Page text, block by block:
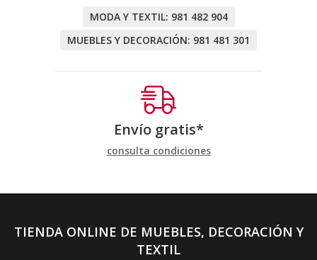
MODA Y TEXTIL: 981 482 904
MUEBLES Y DECORACIÓN: 981 481 301
Envío gratis*
consulta condiciones
TIENDA ONLINE DE MUEBLES, DECORACIÓN Y
TEXTIL